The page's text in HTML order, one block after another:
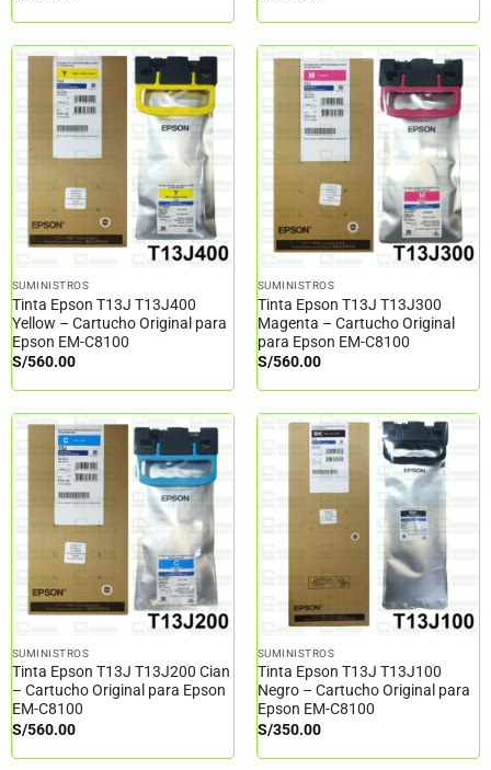
SUMINISTROS
Tinta Epson T13J T13J400
Yellow – Cartucho Original para
Epson EM-C8100
S/560.00
SUMINISTROS
Tinta Epson T13J T13J300
Magenta – Cartucho Original
para Epson EM-C8100
S/560.00
SUMINISTROS
Tinta Epson T13J T13J200 Cian
– Cartucho Original para Epson
EM-C8100
S/560.00
SUMINISTROS
Tinta Epson T13J T13J100
Negro – Cartucho Original para
Epson EM-C8100
S/350.00